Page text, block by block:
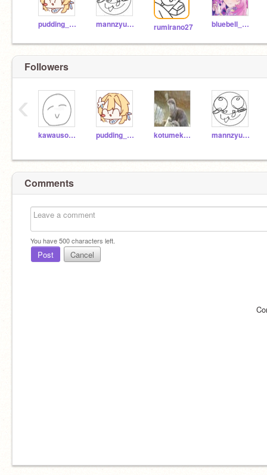
pudding_nico mannzyuuumaine rumirano27 bluebell_nico
Followers
kawauso_fun pudding_nico kotumekome mannzyuuumaine
‹
Comments
You have500characters left.
Post Cancel